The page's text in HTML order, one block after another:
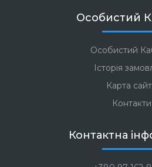
Особистий
Особистий
Історія
Карта
Контакти
Контактна